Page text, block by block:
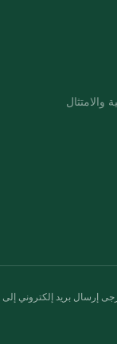
والامتثال
إرسال بريد إلكتروني إلى